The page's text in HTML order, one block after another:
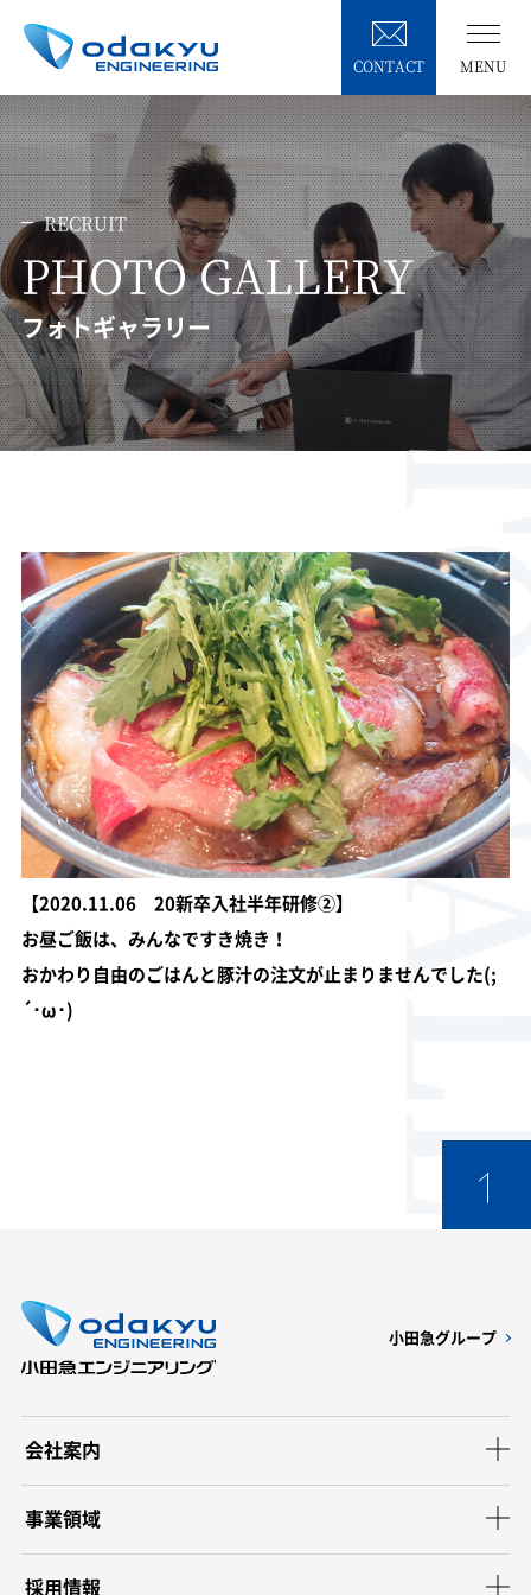
CONTACT MENU
RECRUIT
PHOTO GALLERY
フォトギャラリー
【2020.11.06 20新卒入社半年研修②】
お昼ご飯は、みんなですき焼き！
おかわり自由のごはんと豚汁の注文が止まりませんでした(;
´･ω･)
小田急グループ
会社案内
事業領域
採用情報